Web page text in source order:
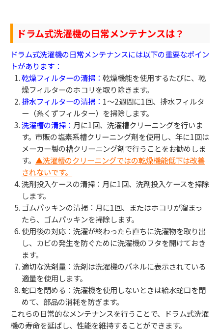
ドラム式洗濯機の日常メンテナンスは？
ドラム式洗濯機の日常メンテナンスには以下の重要なポイン
トがあります：
乾燥フィルターの清掃：乾燥機能を使用するたびに、乾
燥フィルターのホコリを取り除きます。
排水フィルターの清掃： 1〜2週間に1回、排水フィルタ
ー（糸くずフィルター）を掃除します。
洗濯槽の清掃： 月に1回、洗濯槽クリーニングを行いま
す。市販の塩素系槽クリーニング剤を使用し、年に1回は
メーカー製の槽クリーニング剤で行うことをお勧めしま
す。 ▲洗濯槽のクリーニングではの乾燥機能低下は改善
されないです。
洗剤投入ケースの清掃：月に1回、洗剤投入ケースを掃除
します。
ゴムパッキンの清掃：月に1回、またはホコリが溜まっ
たら、ゴムパッキンを掃除します。
使用後の対応：洗濯が終わったら直ちに洗濯物を取り出
し、カビの発生を防ぐために洗濯機のフタを開けておき
ます。
適切な洗剤量：洗剤は洗濯機のパネルに表示されている
適量を使用します。
蛇口を閉める：洗濯機を使用しないときは給水蛇口を閉
めて、部品の消耗を防ぎます。
これらの日常的なメンテナンスを行うことで、ドラム式洗濯
機の寿命を延ばし、性能を維持することができます。